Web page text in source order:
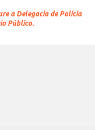
a Delegacia de Polícia
Público.